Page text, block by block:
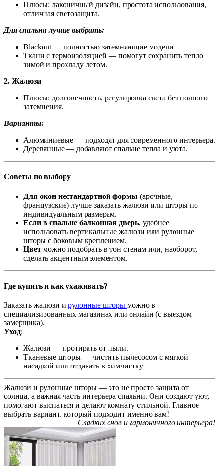
Плюсы: лаконичный дизайн, простота использования,
отличная светозащита.
Для спальни лучше выбрать:
Blackout — полностью затемняющие модели.
Ткани с термоизоляцией — помогут сохранить тепло
зимой и прохладу летом.
2. Жалюзи
Плюсы: долговечность, регулировка света без полного
затемнения.
Варианты:
Алюминиевые — подходят для современного интерьера.
Деревянные — добавляют спальне тепла и уюта.
Советы по выбору
Для окон нестандартной формы (арочные,
французские) лучше заказать жалюзи или шторы по
индивидуальным размерам.
Если в спальне балконная дверь, удобнее
использовать вертикальные жалюзи или рулонные
шторы с боковым креплением.
Цвет можно подобрать в тон стенам или, наоборот,
сделать акцентным элементом.
Где купить и как ухаживать?
Заказать жалюзи и рулонные шторы можно в
специализированных магазинах или онлайн (с выездом
замерщика).
Уход:
Жалюзи — протирать от пыли.
Тканевые шторы — чистить пылесосом с мягкой
насадкой или отдавать в химчистку.
Жалюзи и рулонные шторы — это не просто защита от
солнца, а важная часть интерьера спальни. Они создают уют,
помогают выспаться и делают комнату стильной. Главное —
выбрать вариант, который подходит именно вам!
Сладких снов и гармоничного интерьера!